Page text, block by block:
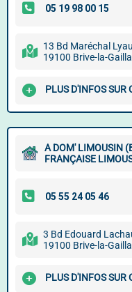
13 Bd Maréchal
19100 Brive-la-
PLUS D'INFOS SUR
A DOM' LIMOUSIN
FRANÇAISE
3 Bd Edouard
19100 Brive-la-
PLUS D'INFOS SUR